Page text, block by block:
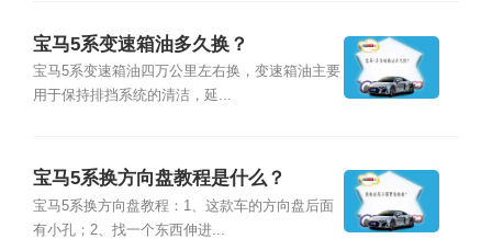
宝马5系变速箱油多久换？
宝马5系变速箱油四万公里左右换，变速箱油主要
用于保持排挡系统的清洁，延...
宝马5系换方向盘教程是什么？
宝马5系换方向盘教程：1、这款车的方向盘后面
有小孔；2、找一个东西伸进...